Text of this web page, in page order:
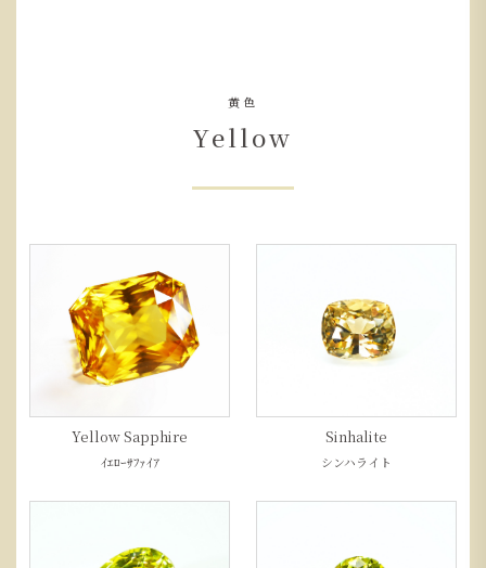
黄色
Yellow
Yellow Sapphire
ｲｴﾛｰｻﾌｧｲｱ
Sinhalite
シンハライト